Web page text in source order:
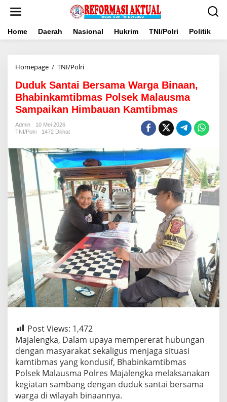
Home Daerah Nasional Hukrim TNI/Polri Politik
Homepage / TNI/PolriDuduk
Bersama
Warga
Binaan,
Bhabinkamtibmas
Himbauan
Kamtibmas
Duduk Santai Bersama Warga Binaan,
Bhabinkamtibmas Polsek Malausma
Sampaikan Himbauan Kamtibmas
Admin
10 Mei 2026
TNI/Polri
1472 Dilihat
Post Views: 1,472
Majalengka, Dalam upaya mempererat hubungan
dengan masyarakat sekaligus menjaga situasi
kamtibmas yang kondusif, Bhabinkamtibmas
Polsek Malausma Polres Majalengka melaksanakan
kegiatan sambang dengan duduk santai bersama
warga di wilayah binaannya.